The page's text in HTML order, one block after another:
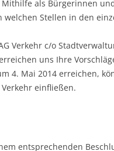
als Bürgerinnen
Stellen in den
Verkehr c/o
uns Ihre
4. Mai 2014 erreichen,
einfließen.
entsprechenden